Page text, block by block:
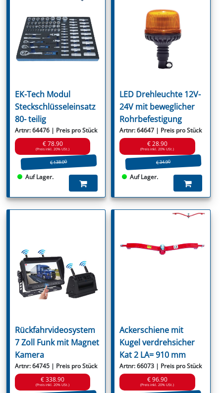
EK-Tech Modul
Steckschlüsseleinsatz
80- teilig
Artnr: 64476 | Preis pro Stück
€ 78.90
(Preis inkl. 20% USt.)
€ 138.00
Auf Lager.
LED Drehleuchte 12V-
24V mit beweglicher
Rohrbefestigung
Artnr: 64647 | Preis pro Stück
€ 28.90
(Preis inkl. 20% USt.)
€ 34.90
Auf Lager.
Rückfahrvideosystem
7 Zoll Funk mit Magnet
Kamera
Artnr: 64745 | Preis pro Stück
€ 338.90
(Preis inkl. 20% USt.)
Ackerschiene mit
Kugel verdrehsicher
Kat 2 LA= 910 mm
Artnr: 66073 | Preis pro Stück
€ 96.90
(Preis inkl. 20% USt.)